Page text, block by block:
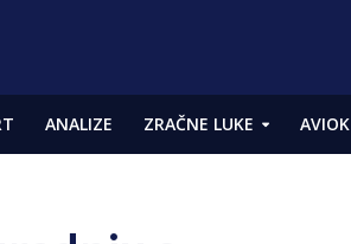
ANALIZE ZRAČNE LUKE